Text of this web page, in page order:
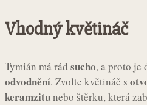
Vhodný květináč
Tymián má rád sucho, a proto je
odvodnění. Zvolte květináč s
keramzitunebo štěrku, která